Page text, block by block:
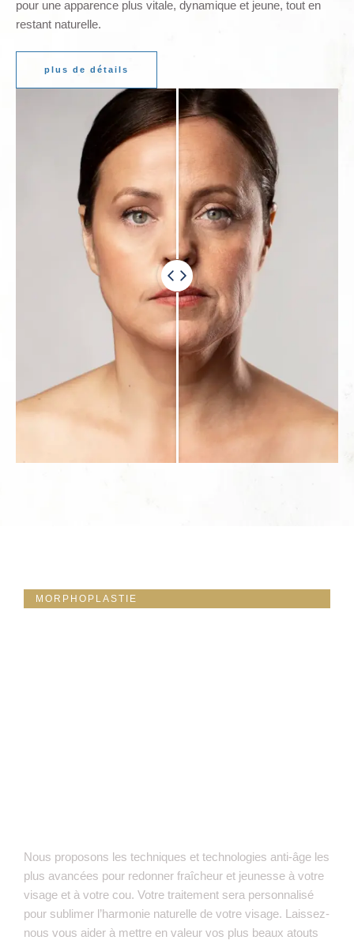
pour une apparence plus vitale, dynamique et jeune, tout en
restant naturelle.
plus de détails
MORPHOPLASTIE
Nous proposons les techniques et technologies anti-âge les
plus avancées pour redonner fraîcheur et jeunesse à votre
visage et à votre cou. Votre traitement sera personnalisé
pour sublimer l’harmonie naturelle de votre visage. Laissez-
nous vous aider à mettre en valeur vos plus beaux atouts